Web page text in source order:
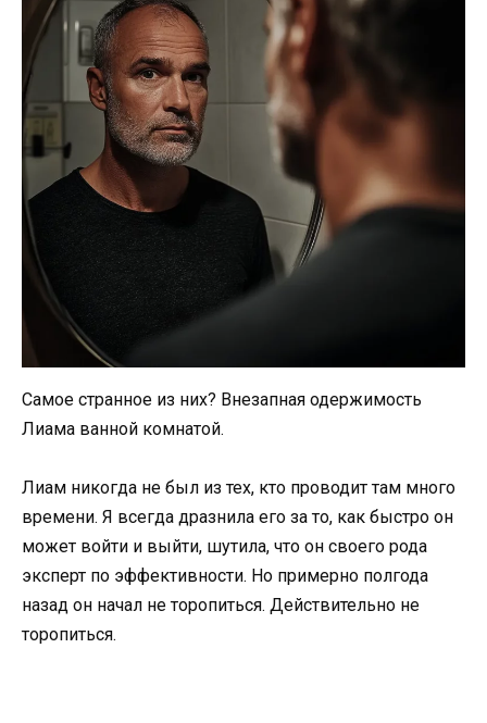
Самое странное из них? Внезапная одержимость
Лиама ванной комнатой.
Лиам никогда не был из тех, кто проводит там много
времени. Я всегда дразнила его за то, как быстро он
может войти и выйти, шутила, что он своего рода
эксперт по эффективности. Но примерно полгода
назад он начал не торопиться. Действительно не
торопиться.